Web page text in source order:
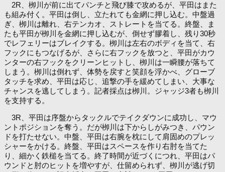
2R、栁川が前に出てパンチと飛び膝で攻めるが、平田はまた
も組み付く。平田は倒し、立たれても金網に押し込む。中盤過
ぎ、栁川は離れ、右テンカオ、ストレートを当てる。終盤、ま
たも平田が栁川を金網に押し込むが、倒せず膠着し、残り30秒
でレフェリーはブレイクする。栁川は左右のボディを当て、右
フックにもつなげるが、さらに右フックを放つと、平田がカウ
ンターの右フックをクリーンヒットし、栁川は一瞬腰が落ちて
しまう。栁川は倒れず、体勢を戻すと笑顔を浮かべ、グローブ
タッチを求め、平田は応じ、追撃の手を緩めてしまい、大事な
チャンスを逃してしまう。記者採点は栁川。ジャッジ3者も栁川
を支持する。
3R、平田は序盤からタックルでテイクダウンに成功し、マウ
ントポジションを奪う。だが栁川は下からしがみつき、パウン
ドを打たせない。中盤、平田は右腕を枕にして肩固めのプレッ
シャーをかける。終盤、平田はスペースを作り右肘を当てた
り、細かく鉄槌を当てる。終了時間が近づくにつれ、平田はパ
ウンドと肘のヒットを増やすが、仕留められず、栁川が逃げ切